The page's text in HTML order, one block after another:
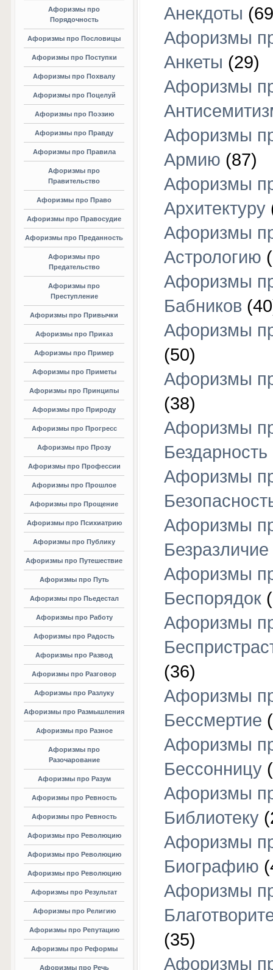
Афоризмы про
Порядочность
Афоризмы про Пословицы
Афоризмы про Поступки
Афоризмы про Похвалу
Афоризмы про Поцелуй
Афоризмы про Поэзию
Афоризмы про Правду
Афоризмы про Правила
Афоризмы про
Правительство
Афоризмы про Право
Афоризмы про Правосудие
Афоризмы про Преданность
Афоризмы про
Предательство
Афоризмы про
Преступление
Афоризмы про Привычки
Афоризмы про Приказ
Афоризмы про Пример
Афоризмы про Приметы
Афоризмы про Принципы
Афоризмы про Природу
Афоризмы про Прогресс
Афоризмы про Прозу
Афоризмы про Профессии
Афоризмы про Прошлое
Афоризмы про Прощение
Афоризмы про Психиатрию
Афоризмы про Публику
Афоризмы про Путешествие
Афоризмы про Путь
Афоризмы про Пьедестал
Афоризмы про Работу
Афоризмы про Радость
Афоризмы про Развод
Афоризмы про Разговор
Афоризмы про Разлуку
Афоризмы про Размышления
Афоризмы про Разное
Афоризмы про
Разочарование
Афоризмы про Разум
Афоризмы про Ревность
Афоризмы про Ревность
Афоризмы про Революцию
Афоризмы про Революцию
Афоризмы про Революцию
Афоризмы про Результат
Афоризмы про Религию
Афоризмы про Репутацию
Афоризмы про Реформы
Афоризмы про Речь
Анекдоты
Афоризмы
Анкеты (29)
Афоризмы
Афоризмы
Армию (87)
Афоризмы
Архитектуру
Афоризмы
Астрологию
Афоризмы
Бабников
Афоризмы
(50)
Афоризмы
(38)
Афоризмы
Бездарность
Афоризмы
Афоризмы
Безразличие
Афоризмы
Беспорядок
Афоризмы
(36)
Афоризмы
Бессмертие
Афоризмы
Бессонницу
Афоризмы
Библиотеку
Афоризмы
Биографию
Афоризмы
(35)
Афоризмы